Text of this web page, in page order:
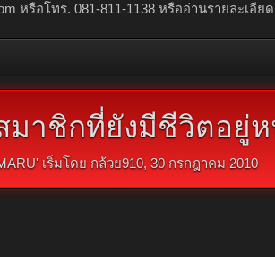
หรือโทร. 081-811-1138 หรืออ่านรายละเอีย
มาชิกที่ยังมีชีวิตอยู่
' เริ่มโดย กล้วย910, 30 กรกฎาคม 2010